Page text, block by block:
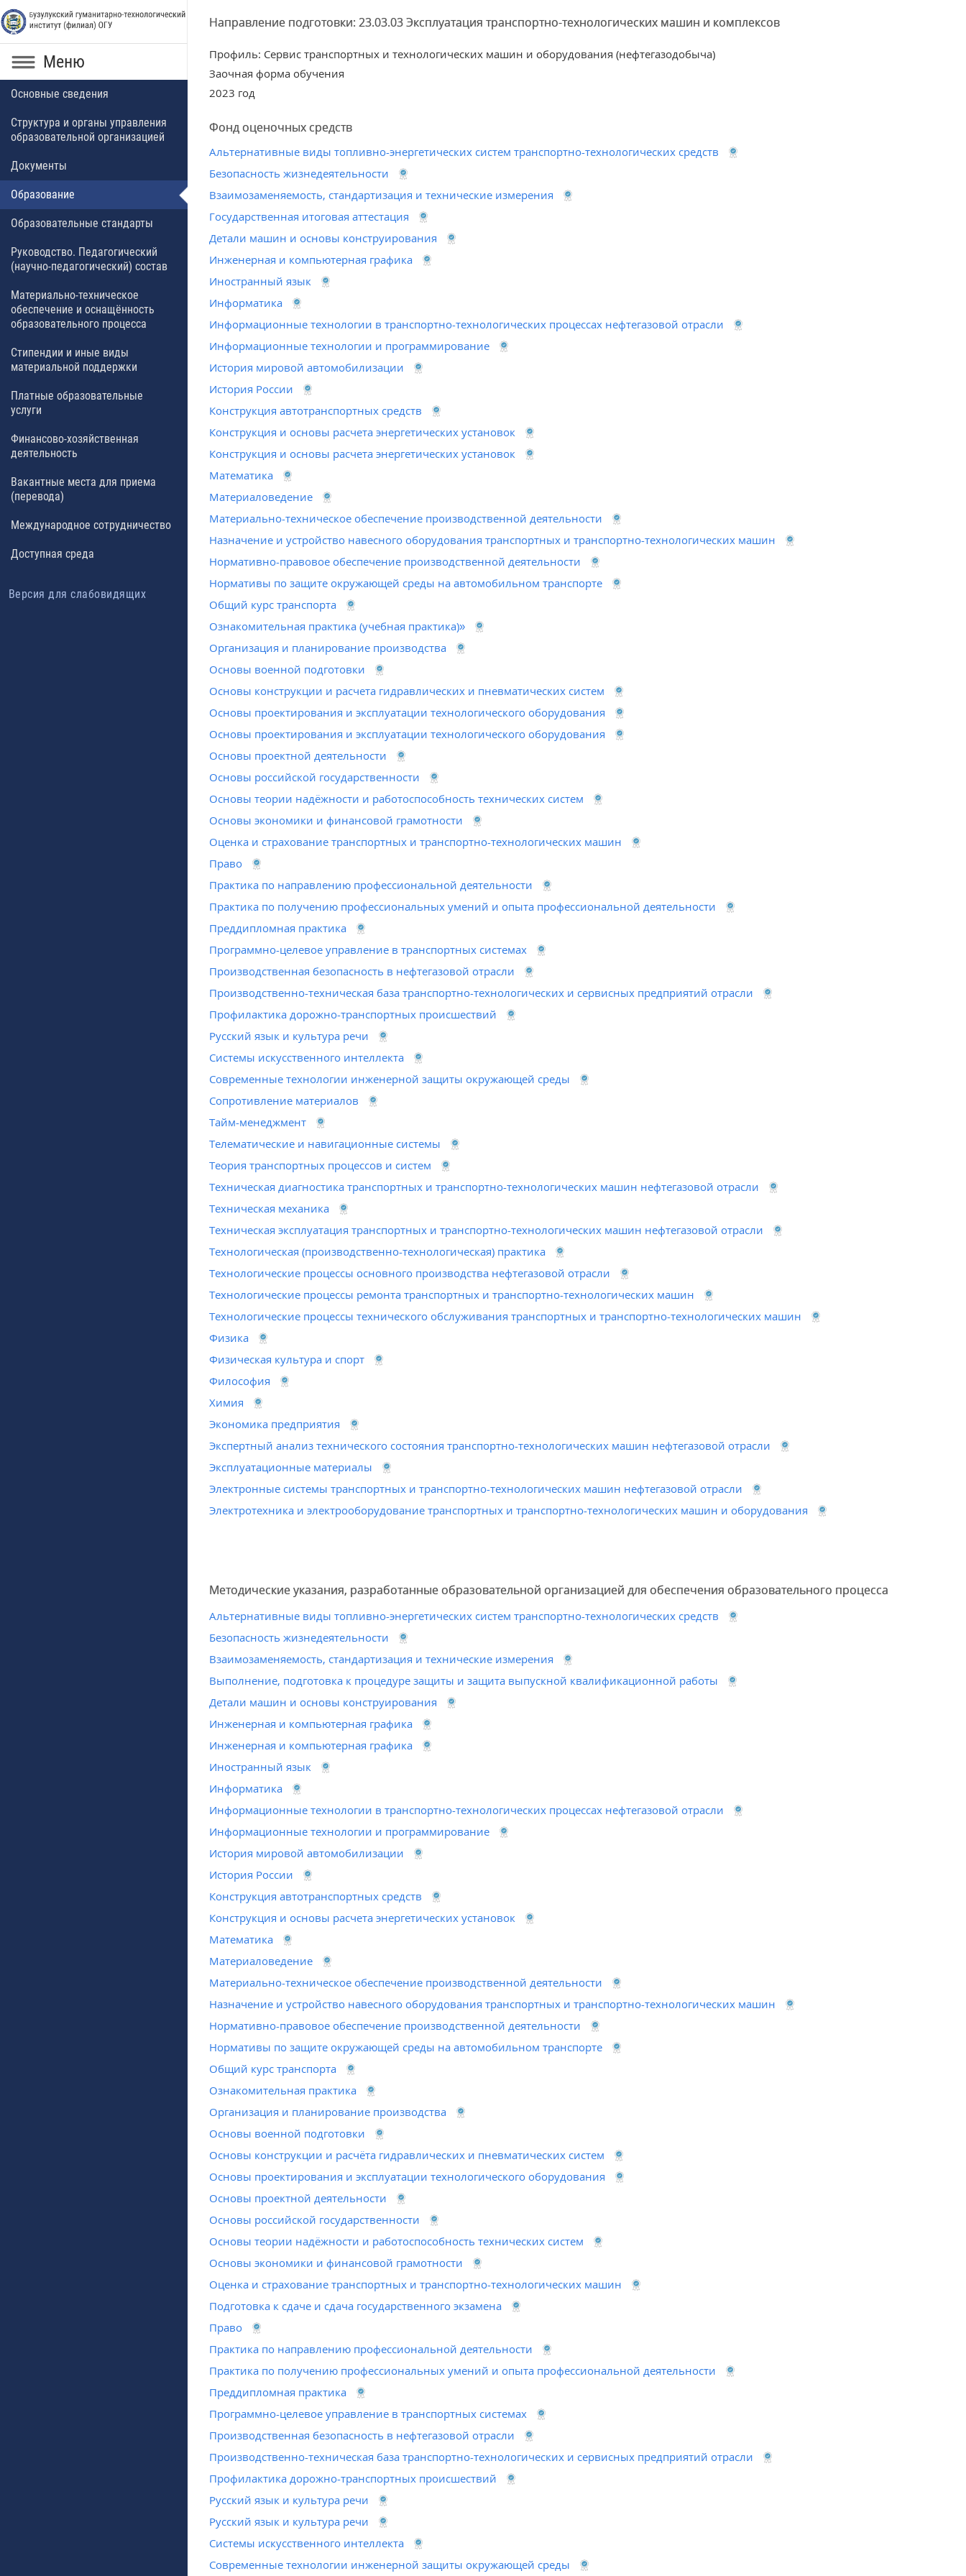
Направление подготовки: 23.03.03 Эксплуатация транспортно-технологических машин и комплексов
Профиль: Сервис транспортных и технологических машин и оборудования (нефтегазодобыча)
Заочная форма обучения
2023 год
Фонд оценочных средств
Альтернативные виды топливно-энергетических систем транспортно-технологических средств
Безопасность жизнедеятельности
Взаимозаменяемость, стандартизация и технические измерения
Государственная итоговая аттестация
Детали машин и основы конструирования
Инженерная и компьютерная графика
Иностранный язык
Информатика
Информационные технологии в транспортно-технологических процессах нефтегазовой отрасли
Информационные технологии и программирование
История мировой автомобилизации
История России
Конструкция автотранспортных средств
Конструкция и основы расчета энергетических установок
Конструкция и основы расчета энергетических установок
Математика
Материаловедение
Материально-техническое обеспечение производственной деятельности
Назначение и устройство навесного оборудования транспортных и транспортно-технологических машин
Нормативно-правовое обеспечение производственной деятельности
Нормативы по защите окружающей среды на автомобильном транспорте
Общий курс транспорта
Ознакомительная практика (учебная практика)»
Организация и планирование производства
Основы военной подготовки
Основы конструкции и расчета гидравлических и пневматических систем
Основы проектирования и эксплуатации технологического оборудования
Основы проектирования и эксплуатации технологического оборудования
Основы проектной деятельности
Основы российской государственности
Основы теории надёжности и работоспособность технических систем
Основы экономики и финансовой грамотности
Оценка и страхование транспортных и транспортно-технологических машин
Право
Практика по направлению профессиональной деятельности
Практика по получению профессиональных умений и опыта профессиональной деятельности
Преддипломная практика
Программно-целевое управление в транспортных системах
Производственная безопасность в нефтегазовой отрасли
Производственно-техническая база транспортно-технологических и сервисных предприятий отрасли
Профилактика дорожно-транспортных происшествий
Русский язык и культура речи
Системы искусственного интеллекта
Современные технологии инженерной защиты окружающей среды
Сопротивление материалов
Тайм-менеджмент
Телематические и навигационные системы
Теория транспортных процессов и систем
Техническая диагностика транспортных и транспортно-технологических машин нефтегазовой отрасли
Техническая механика
Техническая эксплуатация транспортных и транспортно-технологических машин нефтегазовой отрасли
Технологическая (производственно-технологическая) практика
Технологические процессы основного производства нефтегазовой отрасли
Технологические процессы ремонта транспортных и транспортно-технологических машин
Технологические процессы технического обслуживания транспортных и транспортно-технологических машин
Физика
Физическая культура и спорт
Философия
Химия
Экономика предприятия
Экспертный анализ технического состояния транспортно-технологических машин нефтегазовой отрасли
Эксплуатационные материалы
Электронные системы транспортных и транспортно-технологических машин нефтегазовой отрасли
Электротехника и электрооборудование транспортных и транспортно-технологических машин и оборудования
Методические указания, разработанные образовательной организацией для обеспечения образовательного процесса
Альтернативные виды топливно-энергетических систем транспортно-технологических средств
Безопасность жизнедеятельности
Взаимозаменяемость, стандартизация и технические измерения
Выполнение, подготовка к процедуре защиты и защита выпускной квалификационной работы
Детали машин и основы конструирования
Инженерная и компьютерная графика
Инженерная и компьютерная графика
Иностранный язык
Информатика
Информационные технологии в транспортно-технологических процессах нефтегазовой отрасли
Информационные технологии и программирование
История мировой автомобилизации
История России
Конструкция автотранспортных средств
Конструкция и основы расчета энергетических установок
Математика
Материаловедение
Материально-техническое обеспечение производственной деятельности
Назначение и устройство навесного оборудования транспортных и транспортно-технологических машин
Нормативно-правовое обеспечение производственной деятельности
Нормативы по защите окружающей среды на автомобильном транспорте
Общий курс транспорта
Ознакомительная практика
Организация и планирование производства
Основы военной подготовки
Основы конструкции и расчёта гидравлических и пневматических систем
Основы проектирования и эксплуатации технологического оборудования
Основы проектной деятельности
Основы российской государственности
Основы теории надёжности и работоспособность технических систем
Основы экономики и финансовой грамотности
Оценка и страхование транспортных и транспортно-технологических машин
Подготовка к сдаче и сдача государственного экзамена
Право
Практика по направлению профессиональной деятельности
Практика по получению профессиональных умений и опыта профессиональной деятельности
Преддипломная практика
Программно-целевое управление в транспортных системах
Производственная безопасность в нефтегазовой отрасли
Производственно-техническая база транспортно-технологических и сервисных предприятий отрасли
Профилактика дорожно-транспортных происшествий
Русский язык и культура речи
Русский язык и культура речи
Системы искусственного интеллекта
Современные технологии инженерной защиты окружающей среды
Меню
Основные сведения
Структура и органы управления
образовательной организацией
Документы
Образование
Образовательные стандарты
Руководство. Педагогический
(научно-педагогический) состав
Материально-техническое
обеспечение и оснащённость
образовательного процесса
Стипендии и иные виды
материальной поддержки
Платные образовательные
услуги
Финансово-хозяйственная
деятельность
Вакантные места для приема
(перевода)
Международное сотрудничество
Доступная среда
Версия для слабовидящих